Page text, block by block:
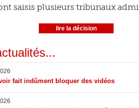
saisis plusieurs tribunaux
lire la décision
fait indûment bloquer des vidéos